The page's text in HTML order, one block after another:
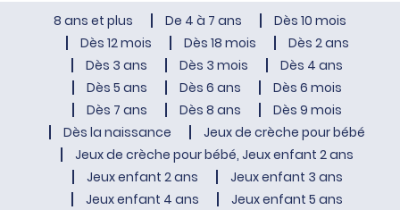
8 ans et plus De 4 à 7 ans
Dès 10 mois
Dès 12 mois
Dès 18 mois
Dès 2 ans
Dès 3 ans
Dès 3 mois
Dès 4 ans
Dès 5 ans
Dès 6 ans
Dès 6 mois
Dès 7 ans
Dès 8 ans
Dès 9 mois
Dès la naissance
Jeux de crèche pour bébé
Jeux de crèche pour bébé, Jeux enfant 2 ans
Jeux enfant 2 ans
Jeux enfant 3 ans
Jeux enfant 4 ans
Jeux enfant 5 ans